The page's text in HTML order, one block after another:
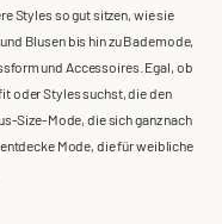
Styles so gut sitzen, wie sie
Blusen bis hin zu Bademode,
und Accessoires. Egal, ob
oder Styles suchst, die den
Size-Mode, die sich ganz nach
Mode, die für weibliche